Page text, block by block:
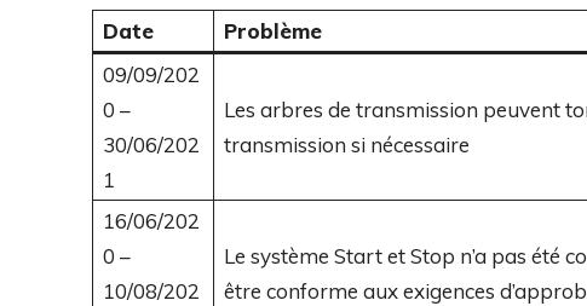
Date
Problème
09/09/202
0 –
30/06/202
1
Les arbres de transmission peuvent
transmission si nécessaire
16/06/202
0 –
10/08/202
Le système Start et Stop n’a pas été
être conforme aux exigences